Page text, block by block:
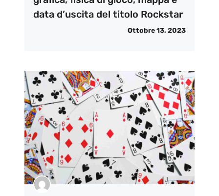
data d’uscita del titolo Rockstar
Ottobre 13, 2023